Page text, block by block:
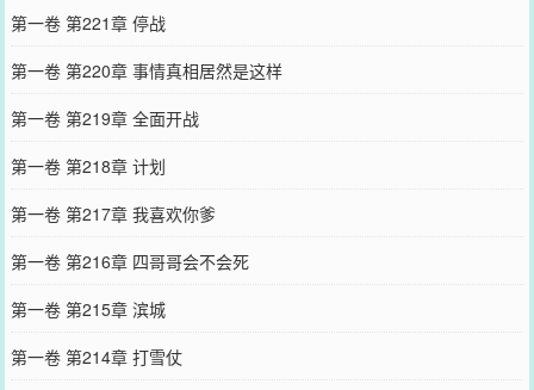
第一卷 第221章 停战
第一卷 第220章 事情真相居然是这样
第一卷 第219章 全面开战
第一卷 第218章 计划
第一卷 第217章 我喜欢你爹
第一卷 第216章 四哥哥会不会死
第一卷 第215章 滨城
第一卷 第214章 打雪仗